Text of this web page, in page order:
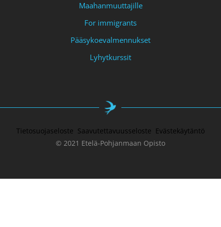
Maahanmuuttajille
For immigrants
Pääsykoevalmennukset
Lyhytkurssit
Tietosuojaseloste Saavutettavuusseloste Evästekäytäntö
© 2021 Etelä-Pohjanmaan Opisto